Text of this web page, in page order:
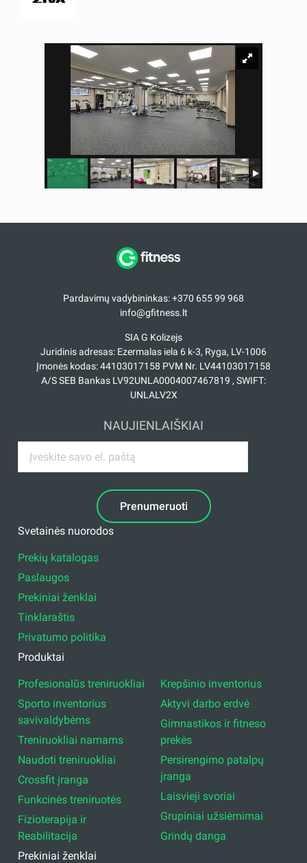
Pardavimų vadybininkas: +370 655 99 968
info@gfitness.lt
SIA G Kolizejs
Juridinis adresas: Ezermalas iela 6 k-3, Ryga, LV-1006
Įmonės kodas: 44103017158 PVM Nr. LV44103017158
A/S SEB Bankas LV92UNLA0004007467819 , SWIFT:
UNLALV2X
NAUJIENLAIŠKIAI
Prenumeruoti
Svetainės nuorodos
Prekių katalogas
Paslaugos
Prekiniai ženklai
Tinklaraštis
Privatumo politika
Produktai
Profesionalūs treniruokliai
Sporto inventorius
savivaldybėms
Treniruokliai namams
Naudoti treniruokliai
Crossfit įranga
Funkcinės treniruotės
Fizioterapija ir
Reabilitacija
Krepšinio inventorius
Aktyvi darbo erdvė
Gimnastikos ir fitneso
prekės
Persirengimo patalpų
įranga
Laisvieji svoriai
Grupiniai užsiėmimai
Grindų danga
Prekiniai ženklai